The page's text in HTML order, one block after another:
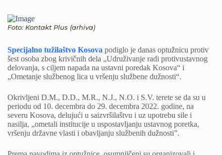
Foto: Kontakt Plus (arhiva)
Specijalno tužilaštvo Kosova podiglo je danas optužnicu protiv
šest osoba zbog krivičnih dela „Udruživanje radi protivustavnog
delovanja, s ciljem napada na ustavni poredak Kosova“ i
„Ometanje službenog lica u vršenju službene dužnosti“.
Okrivljeni D.M., D.D., M.R., N.J., N.O. i S.V. terete se da su u
periodu od 10. decembra do 29. decembra 2022. godine, na
severu Kosova, delujući u saizvršilaštvu i uz upotrebu sile i
nasilja, „ometali institucije u uspostavljanju ustavnog poretka,
vršenju državne vlasti i obavljanju službenih dužnosti”.